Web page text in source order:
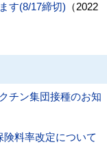
す(8/17締切) （2022
チン集団接種のお知
料率改定について